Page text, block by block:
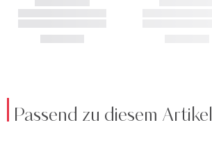
Passend zu diesem Artikel